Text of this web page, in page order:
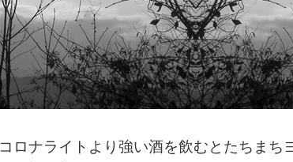
コロナライトより強い酒を飲むとたちまち